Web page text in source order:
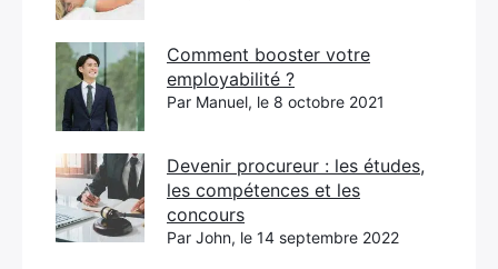
Comment booster votre
employabilité ?
Par Manuel, le 8 octobre 2021
Devenir procureur : les études,
les compétences et les
concours
Par John, le 14 septembre 2022